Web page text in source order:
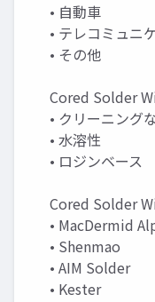
• 自動車
• テレコミュニ
• その他
Cored Solder
• クリーニング
• 水溶性
• ロジンベース
Cored Solder
• MacDermid
• Shenmao
• AIM Solder
• Kester